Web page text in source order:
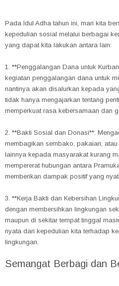
Pada Idul Adha tahun ini, mari kita
kepedulian sosial melalui berbagai
yang dapat kita lakukan antara lain:
1. **Penggalangan Dana untuk
kegiatan penggalangan dana untuk
nantinya akan disalurkan kepada
tidak hanya mengajarkan tentang
memperkuat rasa kebersamaan dan
2. **Bakti Sosial dan Donasi**:
membagikan sembako, pakaian,
lainnya kepada masyarakat kurang
mempererat hubungan antara
memberikan dampak positif yang
3. **Kerja Bakti dan Kebersihan
dengan membersihkan lingkungan
maupun di sekitar tempat tinggal
nyata dari kepedulian kita terhadap
lingkungan.
Semangat Berbagi dan